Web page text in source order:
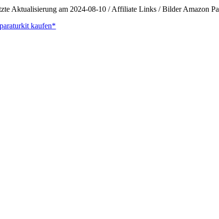
Aktualisierung am 2024-08-10 / Affiliate Links / Bilder Amazon
kaufen*